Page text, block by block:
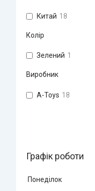
Китай 18
Колір
Зелений 1
Виробник
A-Toys 18
Графік роботи
Понеділок